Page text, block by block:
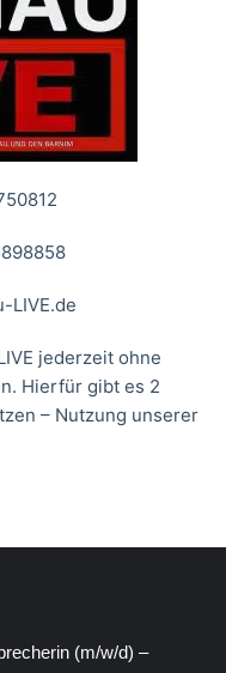
LIVE.de
jederzeit ohne
Hierfür gibt es 2
– Nutzung unserer
(m/w/d) –